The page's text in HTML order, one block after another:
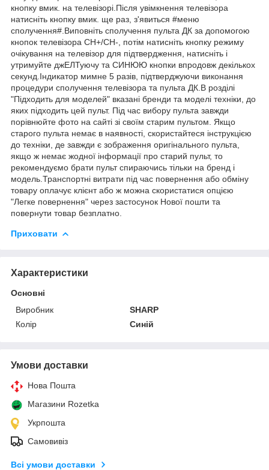
кнопку вмик. на телевізорі.Після увімкнення телевізора
натисніть кнопку вмик. ще раз, з'явиться #меню
сполучення#.Виповніть сполучення пульта ДК за допомогою
кнопок телевізора СН+/СН-, потім натисніть кнопку режиму
очікування на телевізор для підтвердження, натисніть і
утримуйте джЕЛТуючу та СИНЮЮ кнопки впродовж декількох
секунд.Індикатор мимне 5 разів, підтверджуючи виконання
процедури сполучення телевізора та пульта ДК.В розділі
"Підходить для моделей" вказані бренди та моделі техніки, до
яких підходить цей пульт. Під час вибору пульта завжди
порівнюйте фото на сайті зі своїм старим пультом. Якщо
старого пульта немає в наявності, скористайтеся інструкцією
до техніки, де завжди є зображення оригінального пульта,
якщо ж немає жодної інформації про старий пульт, то
рекомендуємо брати пульт спираючись тільки на бренд і
модель.Транспортні витрати під час повернення або обміну
товару оплачує клієнт або ж можна скористатися опцією
"Легке повернення" через застосунок Нової пошти та
повернути товар безплатно.
Приховати
Характеристики
Основні
Виробник
SHARP
Колір
Синій
Умови доставки
Нова Пошта
Магазини Rozetka
Укрпошта
Самовивіз
Всі умови доставки